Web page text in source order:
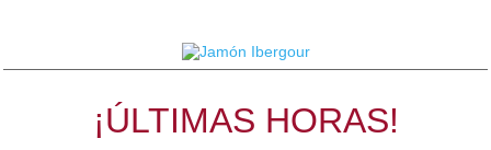
¡ÚLTIMAS HORAS!